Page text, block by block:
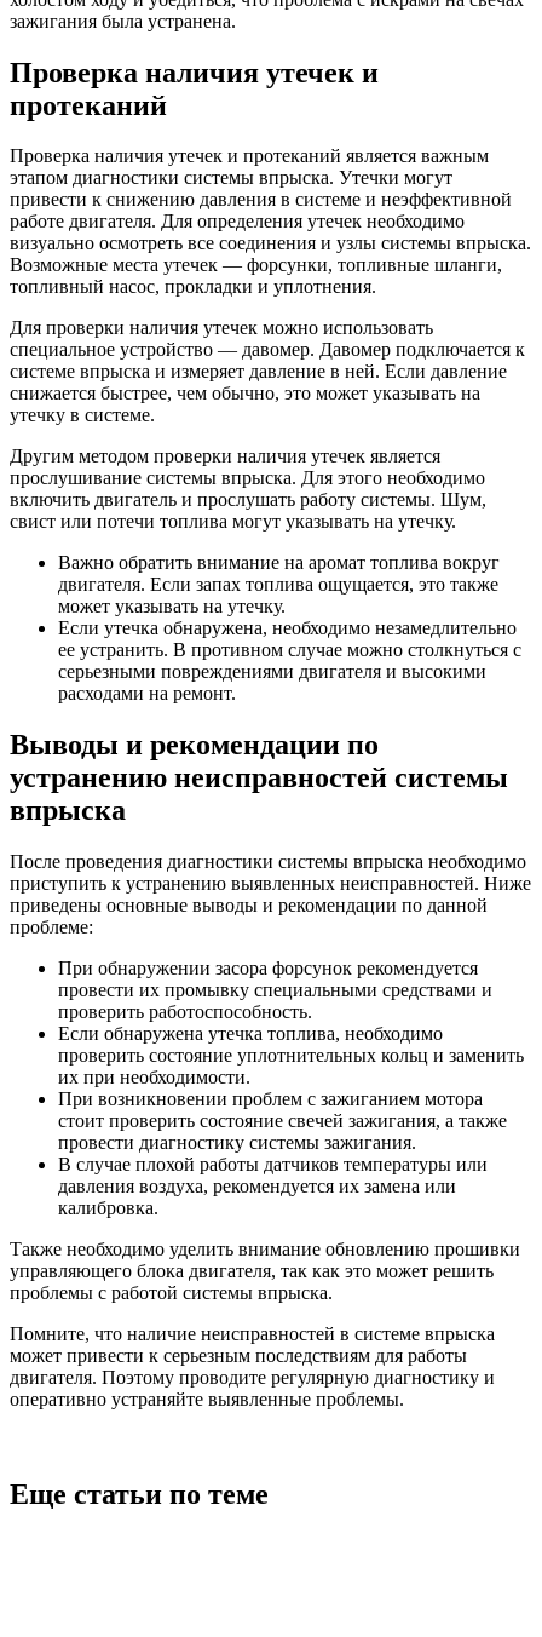
зажигания была устранена.
Проверка наличия утечек и
протеканий
Проверка наличия утечек и протеканий является важным
этапом диагностики системы впрыска. Утечки могут
привести к снижению давления в системе и неэффективной
работе двигателя. Для определения утечек необходимо
визуально осмотреть все соединения и узлы системы впрыска.
Возможные места утечек — форсунки, топливные шланги,
топливный насос, прокладки и уплотнения.
Для проверки наличия утечек можно использовать
специальное устройство — давомер. Давомер подключается к
системе впрыска и измеряет давление в ней. Если давление
снижается быстрее, чем обычно, это может указывать на
утечку в системе.
Другим методом проверки наличия утечек является
прослушивание системы впрыска. Для этого необходимо
включить двигатель и прослушать работу системы. Шум,
свист или потечи топлива могут указывать на утечку.
Важно обратить внимание на аромат топлива вокруг
двигателя. Если запах топлива ощущается, это также
может указывать на утечку.
Если утечка обнаружена, необходимо незамедлительно
ее устранить. В противном случае можно столкнуться с
серьезными повреждениями двигателя и высокими
расходами на ремонт.
Выводы и рекомендации по
устранению неисправностей системы
впрыска
После проведения диагностики системы впрыска необходимо
приступить к устранению выявленных неисправностей. Ниже
приведены основные выводы и рекомендации по данной
проблеме:
При обнаружении засора форсунок рекомендуется
провести их промывку специальными средствами и
проверить работоспособность.
Если обнаружена утечка топлива, необходимо
проверить состояние уплотнительных кольц и заменить
их при необходимости.
При возникновении проблем с зажиганием мотора
стоит проверить состояние свечей зажигания, а также
провести диагностику системы зажигания.
В случае плохой работы датчиков температуры или
давления воздуха, рекомендуется их замена или
калибровка.
Также необходимо уделить внимание обновлению прошивки
управляющего блока двигателя, так как это может решить
проблемы с работой системы впрыска.
Помните, что наличие неисправностей в системе впрыска
может привести к серьезным последствиям для работы
двигателя. Поэтому проводите регулярную диагностику и
оперативно устраняйте выявленные проблемы.
Еще статьи по теме